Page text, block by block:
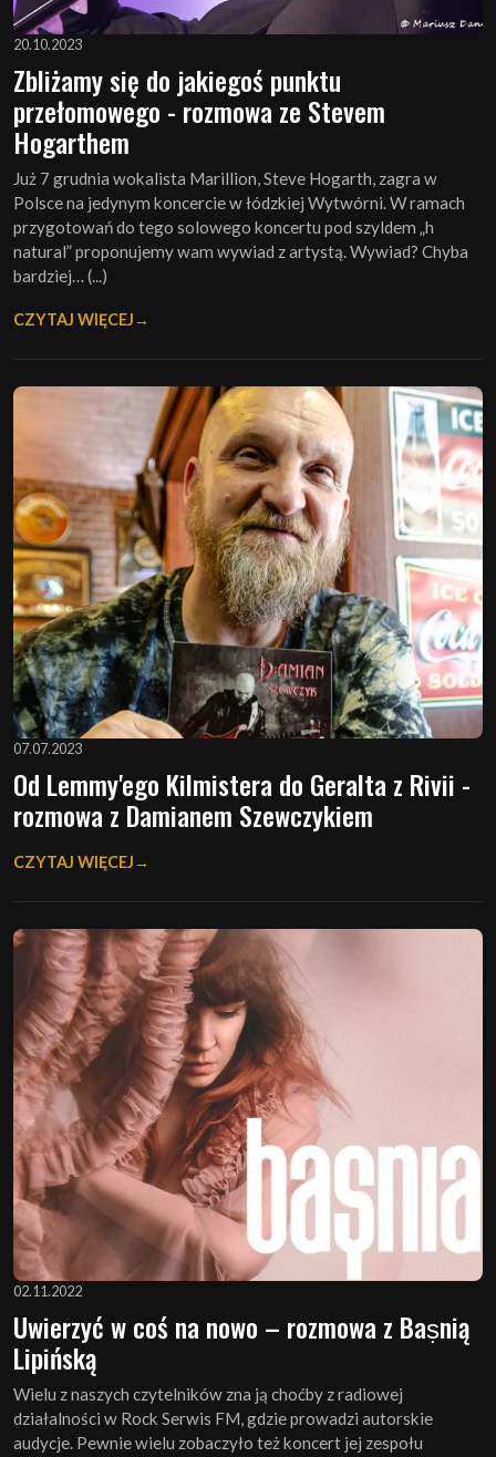
20.10.2023
Zbliżamy się do jakiegoś punktu
przełomowego - rozmowa ze Stevem
Hogarthem
Już 7 grudnia wokalista Marillion, Steve Hogarth, zagra w
Polsce na jedynym koncercie w łódzkiej Wytwórni. W ramach
przygotowań do tego solowego koncertu pod szyldem „h
natural” proponujemy wam wywiad z artystą. Wywiad? Chyba
bardziej… (...)
CZYTAJ WIĘCEJ
07.07.2023
Od Lemmy'ego Kilmistera do Geralta z Rivii -
rozmowa z Damianem Szewczykiem
CZYTAJ WIĘCEJ
02.11.2022
Uwierzyć w coś na nowo – rozmowa z Baṣnią
Lipińską
Wielu z naszych czytelników zna ją choćby z radiowej
działalności w Rock Serwis FM, gdzie prowadzi autorskie
audycje. Pewnie wielu zobaczyło też koncert jej zespołu